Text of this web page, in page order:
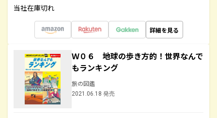
当社在庫切れ
詳細を見る
Ｗ０６ 地球の歩き方的！世界なんで
もランキング
旅の図鑑
2021.06.18 発売